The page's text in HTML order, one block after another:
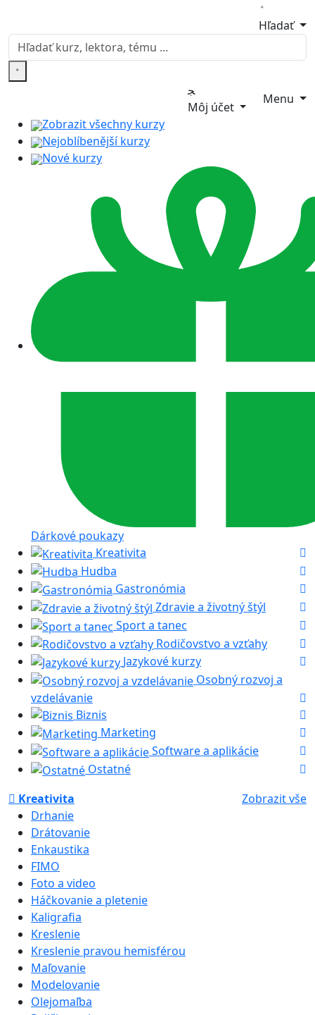
Hľadať
Môj účet
Menu
Zobrazit všechny kurzy
Nejoblíbenější kurzy
Nové kurzy
Dárkové poukazy
Kreativita
Hudba
Gastronómia
Zdravie a životný štýl
Sport a tanec
Rodičovstvo a vzťahy
Jazykové kurzy
Osobný rozvoj a
vzdelávanie
Biznis
Marketing
Software a aplikácie
Ostatné
Kreativita
Zobrazit vše
Drhanie
Drátovanie
Enkaustika
FIMO
Foto a video
Háčkovanie a pletenie
Kaligrafia
Kreslenie
Kreslenie pravou hemisférou
Maľovanie
Modelovanie
Olejomaľba